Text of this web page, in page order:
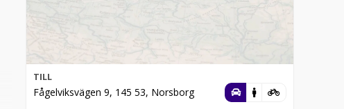
TILL
Fågelviksvägen 9, 145 53, Norsborg